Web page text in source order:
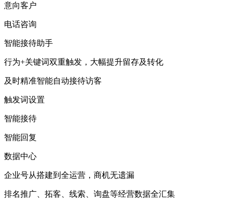
意向客户
电话咨询
智能接待助手
行为+关键词双重触发，大幅提升留存及转化
及时精准智能自动接待访客
触发词设置
智能接待
智能回复
数据中心
企业号从搭建到全运营，商机无遗漏
排名推广、拓客、线索、询盘等经营数据全汇集